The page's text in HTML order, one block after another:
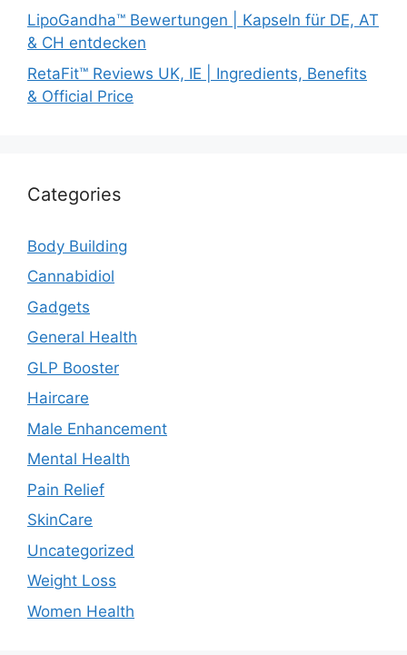
LipoGandha™ Bewertungen | Kapseln für DE, AT
& CH entdecken
RetaFit™ Reviews UK, IE | Ingredients, Benefits
& Official Price
Categories
Body Building
Cannabidiol
Gadgets
General Health
GLP Booster
Haircare
Male Enhancement
Mental Health
Pain Relief
SkinCare
Uncategorized
Weight Loss
Women Health